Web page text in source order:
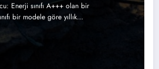
Enerji sınıfı A+++ olan bir
bir modele göre yıllık…